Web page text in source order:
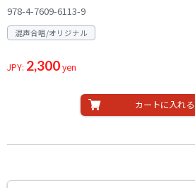
978-4-7609-6113-9
混声合唱/オリジナル
JPY: 2,300yen
カートに入れる